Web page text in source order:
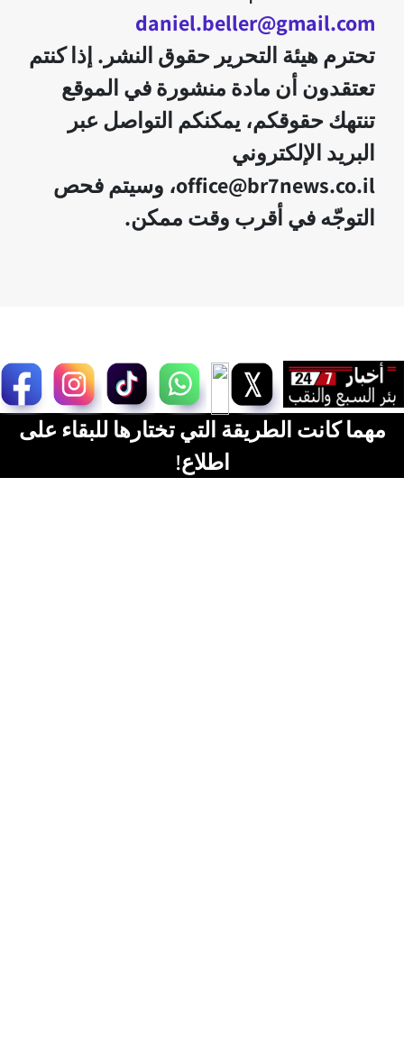
daniel.beller@gmail.com
تحترم هيئة التحرير حقوق النشر. إذا كنتم
تعتقدون أن مادة منشورة في الموقع
تنتهك حقوقكم، يمكنكم التواصل عبر
البريد الإلكتروني
office@br7news.co.il، وسيتم فحص
التوجّه في أقرب وقت ممكن.
مهما كانت الطريقة التي تختارها للبقاء على
اطلاع!